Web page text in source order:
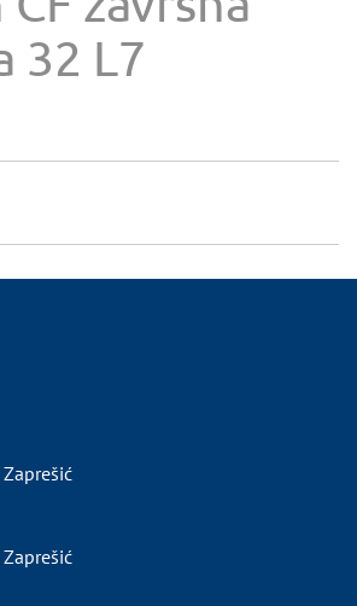
32 L7
Zaprešić
Zaprešić